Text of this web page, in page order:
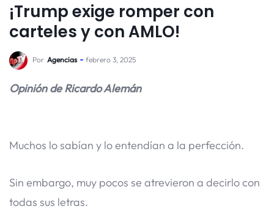
¡Trump exige romper con
carteles y con AMLO!
Por Agencias febrero 3, 2025
Opinión de Ricardo Alemán
Muchos lo sabían y lo entendían a la perfección.
Sin embargo, muy pocos se atrevieron a decirlo con
todas sus letras.